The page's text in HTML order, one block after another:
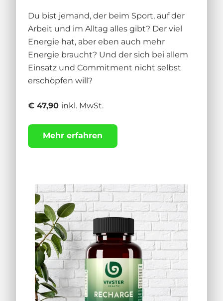
Du bist jemand, der beim Sport, auf der
Arbeit und im Alltag alles gibt? Der viel
Energie hat, aber eben auch mehr
Energie braucht? Und der sich bei allem
Einsatz und Commitment nicht selbst
erschöpfen will?
€ 47,90 inkl. MwSt.
Mehr erfahren